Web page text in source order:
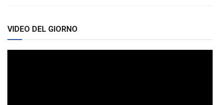
VIDEO DEL GIORNO